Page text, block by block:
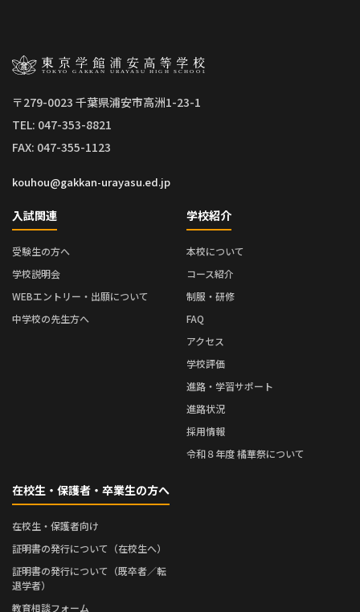
〒279-0023 千葉県浦安市高洲1-23-1
TEL: 047-353-8821
FAX: 047-355-1123
kouhou@gakkan-urayasu.ed.jp
入試関連
受験生の方へ
学校説明会
WEBエントリー・出願について
中学校の先生方へ
学校紹介
本校について
コース紹介
制服・研修
FAQ
アクセス
学校評価
進路・学習サポート
進路状況
採用情報
令和８年度 橘華祭について
在校生・保護者・卒業生の方へ
在校生・保護者向け
証明書の発行について（在校生へ）
証明書の発行について（既卒者／転
退学者）
教育相談フォーム